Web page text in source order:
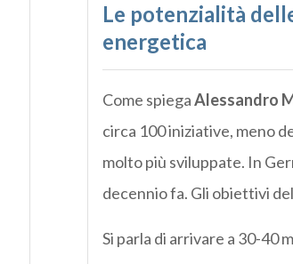
Le potenzialità
energetica
Come spiegaAlessandro
circa 100 iniziative, meno
molto più sviluppate. In
decennio fa. Gli obiettivi
Si parla di arrivare a 30-40